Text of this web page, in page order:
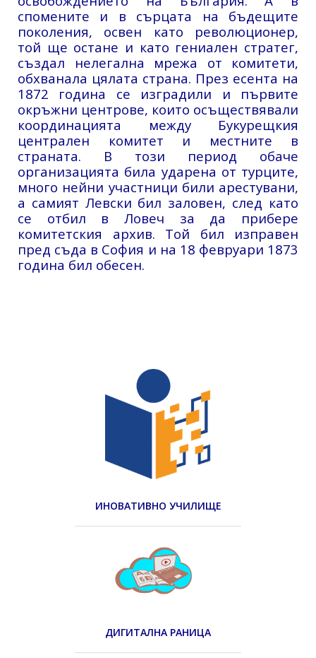
спомените и в сърцата на бъдещите
поколения, освен като революционер,
той ще остане и като гениален стратег,
създал нелегална мрежа от комитети,
обхванала цялата страна. През есента на
1872 година се изградили и първите
окръжни центрове, които осъществявали
координацията между Букурещкия
централен комитет и местните в
страната. В този период обаче
организацията била ударена от турците,
много нейни участници били арестувани,
а самият Левски бил заловен, след като
се отбил в Ловеч за да прибере
комитетския архив. Той бил изправен
пред съда в София и на 18 февруари 1873
година бил обесен.
ИНОВАТИВНО УЧИЛИЩЕ
ДИГИТАЛНА РАНИЦА